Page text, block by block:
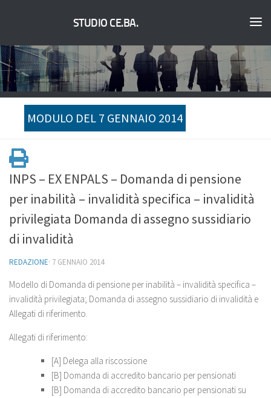
STUDIO CE.BA.
MODULO DEL 7 GENNAIO 2014
INPS – EX ENPALS – Domanda di pensione
per inabilità – invalidità specifica – invalidità
privilegiata Domanda di assegno sussidiario
di invalidità
REDAZIONE· 7 GENNAIO 2014
Modello di Domanda di pensione per inabilità – invalidità specifica –
invalidità privilegiata; Domanda di assegno sussidiario di invalidità e
Allegati di riferimento.
Allegati di riferimento:
[A] Delega alla riscossione
[B] Domanda di accredito bancario per pensionati
[B] Domanda di accredito bancario per pensionati su